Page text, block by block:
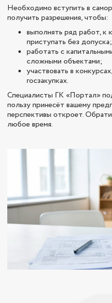
Необходимо вступить в
получить разрешения, чтобы:
выполнять ряд работ, к
приступать без допуска;
работать с
сложными объектами;
участвовать в
госзакупках.
Специалисты ГК «Портал»
пользу принесёт вашему
перспективы откроет.
любое время.